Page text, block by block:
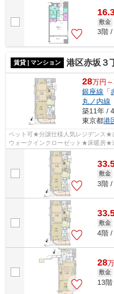
敷金
3階 /
賃貸 | マンション 港区赤坂３
28万円～
銀座線 「
丸ノ内線
築11年 /
東京都港
ペット可★分譲仕様人気レジデンス★
ウォークインクローゼット★床暖房
敷金
3階 /
敷金
4階 /
28万
敷金
13